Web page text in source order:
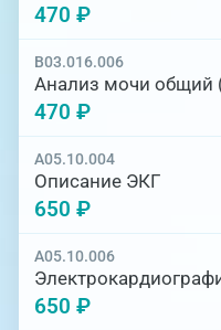
470 ₽
B03.016.006
Анализ мочи общий
470 ₽
A05.10.004
Описание ЭКГ
650 ₽
A05.10.006
650 ₽